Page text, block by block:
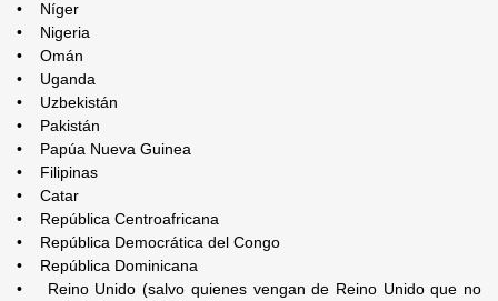
• Níger
• Nigeria
• Omán
• Uganda
• Uzbekistán
• Pakistán
• Papúa Nueva Guinea
• Filipinas
• Catar
• República Centroafricana
• República Democrática del Congo
• República Dominicana
• Reino Unido (salvo quienes vengan de Reino Unido que no